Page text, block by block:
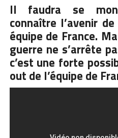
Il faudra se
connaître l’avenir
équipe de France.
guerre ne s’arrête
c’est une forte
out de l’équipe de